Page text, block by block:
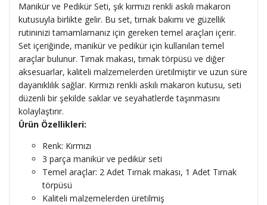
Manikür ve Pedikür Seti, şık kırmızı renkli askılı makaron
kutusuyla birlikte gelir. Bu set, tırnak bakımı ve güzellik
rutininizi tamamlamanız için gereken temel araçları içerir.
Set içeriğinde, manikür ve pedikür için kullanılan temel
araçlar bulunur. Tırnak makası, tırnak törpüsü ve diğer
aksesuarlar, kaliteli malzemelerden üretilmiştir ve uzun süre
dayanıklılık sağlar. Kırmızı renkli askılı makaron kutusu, seti
düzenli bir şekilde saklar ve seyahatlerde taşınmasını
kolaylaştırır.
Ürün Özellikleri:
Renk: Kırmızı
3 parça manikür ve pedikür seti
Temel araçlar: 2 Adet Tırnak makası, 1 Adet Tırnak
törpüsü
Kaliteli malzemelerden üretilmiş